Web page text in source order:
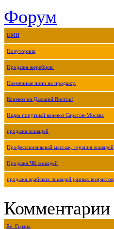
Форум
ЦМИ
Полуторник
Продажа жеребцов.
Племенные пони на продажу.
Коневоз на Дальний Восток!
Ищем попутный коневоз Саратов-Москва
продажа лошадей
Профессиональный массаж, терапия лошадей
Продажа ЧК лошадей
продажа арабских лошадей разных возрастов
Комментарии
Re: Гизана